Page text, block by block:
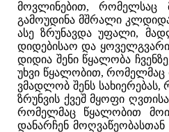
მოვლინებით, რომელსაც
გამოუდინა მშრალი
ასე ზრუნავდა უფალი,
დიდებისაო და
დიდია შენი წყალობა
უხვი წყალობით, რომელმაც
ვმადლობ შენს სახიერებას,
ზრუნვის ქვეშ მყოფი
რომელმაც წყალობით
დანარჩენ